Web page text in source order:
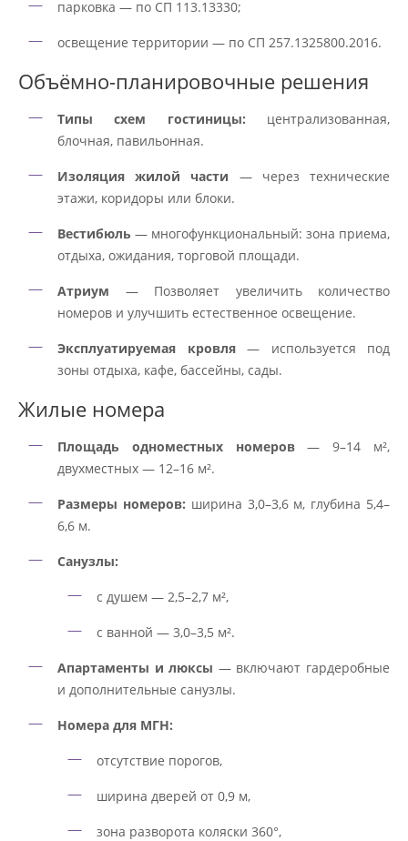
парковка — по СП 113.13330;
освещение территории — по СП 257.1325800.2016.
Объёмно-планировочные решения
Типы схем гостиницы: централизованная,
блочная, павильонная.
Изоляция жилой части — через технические
этажи, коридоры или блоки.
Вестибюль — многофункциональный: зона приема,
отдыха, ожидания, торговой площади.
Атриум — Позволяет увеличить количество
номеров и улучшить естественное освещение.
Эксплуатируемая кровля— используется под
зоны отдыха, кафе, бассейны, сады.
Жилые номера
Площадь одноместных номеров— 9–14 м²,
двухместных — 12–16 м².
Размеры номеров: ширина 3,0–3,6 м, глубина 5,4–
6,6 м.
Санузлы:
с душем — 2,5–2,7 м²,
с ванной — 3,0–3,5 м².
Апартаменты и люксы — включают гардеробные
и дополнительные санузлы.
Номера для МГН:
отсутствие порогов,
ширина дверей от 0,9 м,
зона разворота коляски 360°,